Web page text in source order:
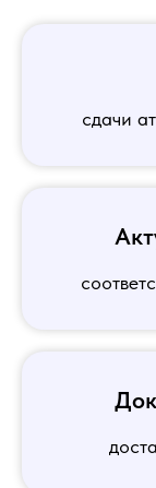
сдачи